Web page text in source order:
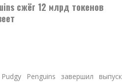
сжёг 12 млрд токенов
Penguins завершил выпуск